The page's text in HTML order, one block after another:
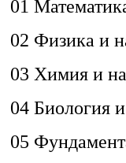
01
02 Физика и
03 Химия и
04 Биология
05